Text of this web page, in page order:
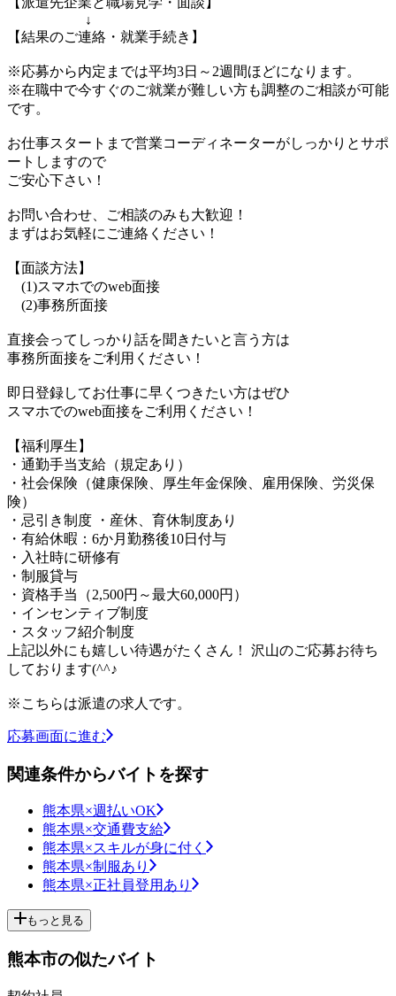
↓
【結果のご連絡・就業手続き】
※応募から内定までは平均3日～2週間ほどになります。
※在職中で今すぐのご就業が難しい方も調整のご相談が可能
です。
お仕事スタートまで営業コーディネーターがしっかりとサポ
ートしますので
ご安心下さい！
お問い合わせ、ご相談のみも大歓迎！
まずはお気軽にご連絡ください！
【面談方法】
(1)スマホでのweb面接
(2)事務所面接
直接会ってしっかり話を聞きたいと言う方は
事務所面接をご利用ください！
即日登録してお仕事に早くつきたい方はぜひ
スマホでのweb面接をご利用ください！
【福利厚生】
・通勤手当支給（規定あり）
・社会保険（健康保険、厚生年金保険、雇用保険、労災保
険）
・忌引き制度 ・産休、育休制度あり
・有給休暇：6か月勤務後10日付与
・入社時に研修有
・制服貸与
・資格手当（2,500円～最大60,000円）
・インセンティブ制度
・スタッフ紹介制度
上記以外にも嬉しい待遇がたくさん！ 沢山のご応募お待ち
しております(^^♪
※こちらは派遣の求人です。
応募画面に進む
関連条件からバイトを探す
熊本県×週払いOK
熊本県×交通費支給
熊本県×スキルが身に付く
熊本県×制服あり
熊本県×正社員登用あり
もっと見る
熊本市の似たバイト